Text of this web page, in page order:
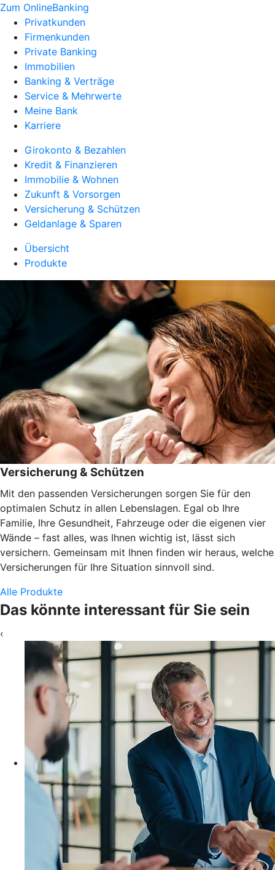
Zum OnlineBanking
Privatkunden
Firmenkunden
Private Banking
Immobilien
Banking & Verträge
Service & Mehrwerte
Meine Bank
Karriere
Girokonto & Bezahlen
Kredit & Finanzieren
Immobilie & Wohnen
Zukunft & Vorsorgen
Versicherung & Schützen
Geldanlage & Sparen
Übersicht
Produkte
Versicherung & Schützen
Mit den passenden Versicherungen sorgen Sie für den
optimalen Schutz in allen Lebenslagen. Egal ob Ihre
Familie, Ihre Gesundheit, Fahrzeuge oder die eigenen vier
Wände – fast alles, was Ihnen wichtig ist, lässt sich
versichern. Gemeinsam mit Ihnen finden wir heraus, welche
Versicherungen für Ihre Situation sinnvoll sind.
Alle Produkte
Das könnte interessant für Sie sein
‹